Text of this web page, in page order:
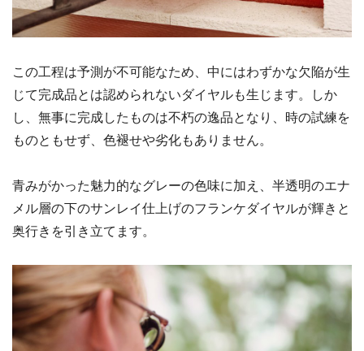
この工程は予測が不可能なため、中にはわずかな欠陥が生
じて完成品とは認められないダイヤルも生じます。しか
し、無事に完成したものは不朽の逸品となり、時の試練を
ものともせず、色褪せや劣化もありません。
青みがかった魅力的なグレーの色味に加え、半透明のエナ
メル層の下のサンレイ仕上げのフランケダイヤルが輝きと
奥行きを引き立てます。